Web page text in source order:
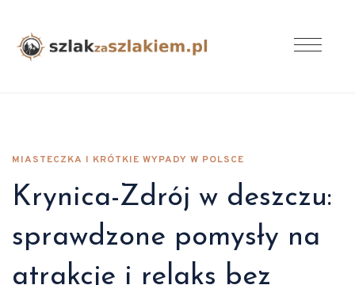
MIASTECZKA I KRÓTKIE WYPADY W POLSCE
Krynica-Zdrój w deszczu:
sprawdzone pomysły na
atrakcje i relaks bez